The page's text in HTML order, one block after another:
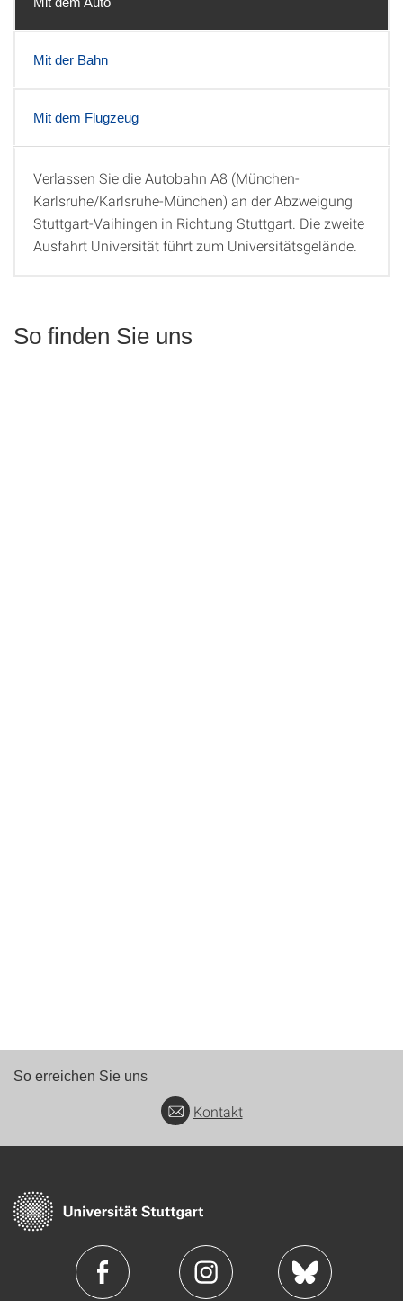
Mit der Bahn
Mit dem Flugzeug
Mit dem Auto
Verlassen Sie die Autobahn A8 (München-
Karlsruhe/Karlsruhe-München) an der Abzweigung
Stuttgart-Vaihingen in Richtung Stuttgart. Die zweite
Ausfahrt Universität führt zum Universitätsgelände.
So finden Sie uns
So erreichen Sie uns
Kontakt